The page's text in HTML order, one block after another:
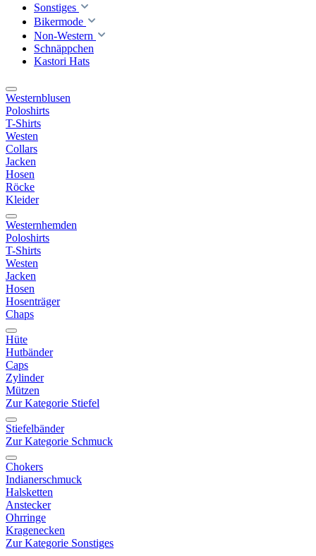
Sonstiges
Bikermode
Non-Western
Schnäppchen
Kastori Hats
Westernblusen
Poloshirts
T-Shirts
Westen
Collars
Jacken
Hosen
Röcke
Kleider
Westernhemden
Poloshirts
T-Shirts
Westen
Jacken
Hosen
Hosenträger
Chaps
Hüte
Hutbänder
Caps
Zylinder
Mützen
Zur Kategorie Stiefel
Stiefelbänder
Zur Kategorie Schmuck
Chokers
Indianerschmuck
Halsketten
Anstecker
Ohrringe
Kragenecken
Zur Kategorie Sonstiges